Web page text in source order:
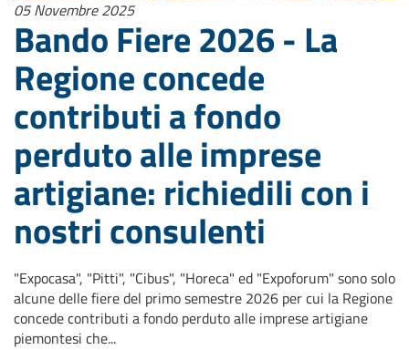
05 Novembre 2025
Bando Fiere 2026 - La
Regione concede
contributi a fondo
perduto alle imprese
artigiane: richiedili con i
nostri consulenti
"Expocasa", "Pitti", "Cibus", "Horeca" ed "Expoforum" sono solo
alcune delle fiere del primo semestre 2026 per cui la Regione
concede contributi a fondo perduto alle imprese artigiane
piemontesi che...